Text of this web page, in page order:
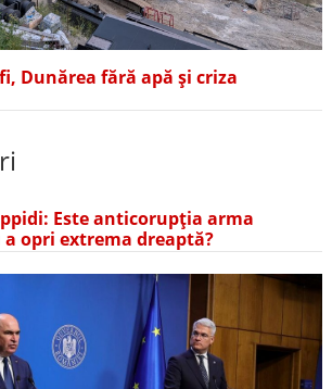
Dunărea fără apă și criza
Este anticorupția arma
opri extrema dreaptă?